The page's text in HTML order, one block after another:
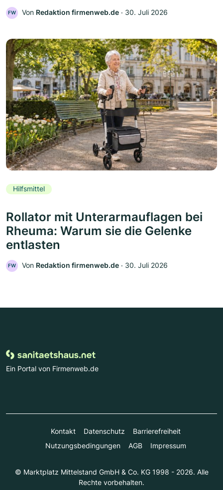
FW Von Redaktion firmenweb.de ‧ 30. Juli 2026
Hilfsmittel
Rollator mit Unterarmauflagen bei
Rheuma: Warum sie die Gelenke
entlasten
FW Von Redaktion firmenweb.de ‧ 30. Juli 2026
Ein Portal von Firmenweb.de
Kontakt Datenschutz
Barrierefreiheit
Nutzungsbedingungen
AGB Impressum
© Marktplatz Mittelstand GmbH & Co. KG 1998 - 2026. Alle
Rechte vorbehalten.